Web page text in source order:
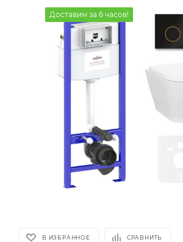
Доставим за 6 часов!
В ИЗБРАННОЕ СРАВНИТЬ